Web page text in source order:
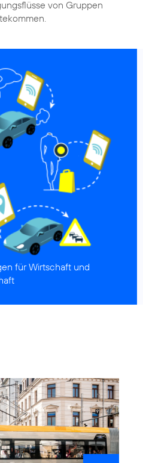
von Gruppen
für Wirtschaft und